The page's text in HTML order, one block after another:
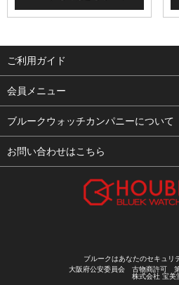
ご利用ガイド
よくある質問
支払い・送料
修理依頼
会員メニュー
ログイン
お気に入り
ブルークウォッチカンパニーについて
会社概要
お問い合わせはこちら
ブルークはあなたのセキュリ
大阪府公安委員会 古物商許可
株式会社 宝美